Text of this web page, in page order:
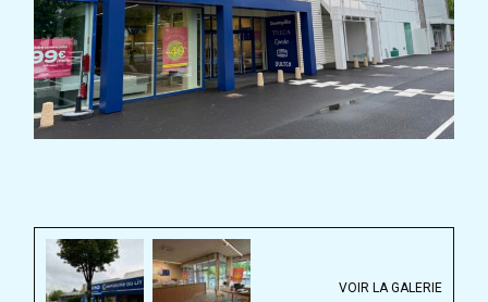
VOIR LA GALERIE